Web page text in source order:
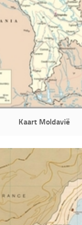
Kaart Moldavië